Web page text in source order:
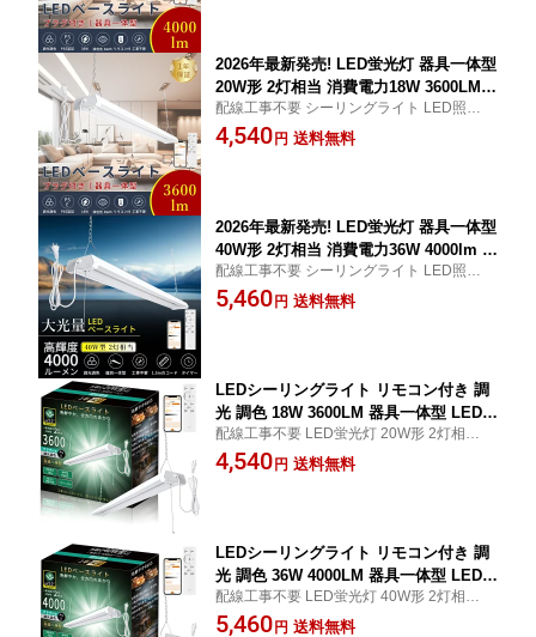
ト
2026年最新発売! LED蛍光灯 器具一体型
20W形 2灯相当 消費電力18W 3600LM L
EDベースライト プルスイッチ付 天井式
チェーン吊下式 調光調色 LEDベースラ
照明
配線工事不要 シーリングライト LED照明器
具 ベース照明 天井照明 タイマー 常夜灯 天
井直付 直管蛍光灯 器具ひもスイッチ キッ
4,540 円 送料無料
2026年最新発売! LED蛍光灯 器具一体型
40W形 2灯相当 消費電力36W 4000lm L
EDベースライト プルスイッチ付 天井式
チェーン吊下式 調光調色 LEDベースラ
照明
配線工事不要 シーリングライト LED照明器
具 ベース照明 天井照明 タイマー 常夜灯 天
井直付 直管蛍光灯 器具ひもスイッチ キッ
5,460 円 送料無料
LEDシーリングライト リモコン付き 調
光 調色 18W 3600LM 器具一体型 LEDベ
ースライト 20W型 2灯相当 天井式 チェ
ーン吊下式 プルスイッチ付きLED照明
認証
配線工事不要 LED蛍光灯 20W形 2灯相当 一
体型LEDベースライト LED照明器具 LED
ベースライト プルスイッチ LEDライト キ
4,540 円 送料無料
LEDシーリングライト リモコン付き 調
光 調色 36W 4000LM 器具一体型 LEDベ
ースライト 40W型 2灯相当 天井式 チェ
ーン吊下式 プルスイッチ付きLED照明
配線工事不要 LED蛍光灯 40W形 2灯相当 一
体型LEDベースライト LED照明器具 LED
5,460 円 送料無料